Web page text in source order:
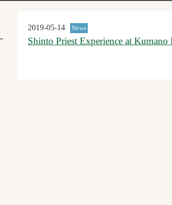
2019-05-14 News
Shinto Priest Experience at Kumano